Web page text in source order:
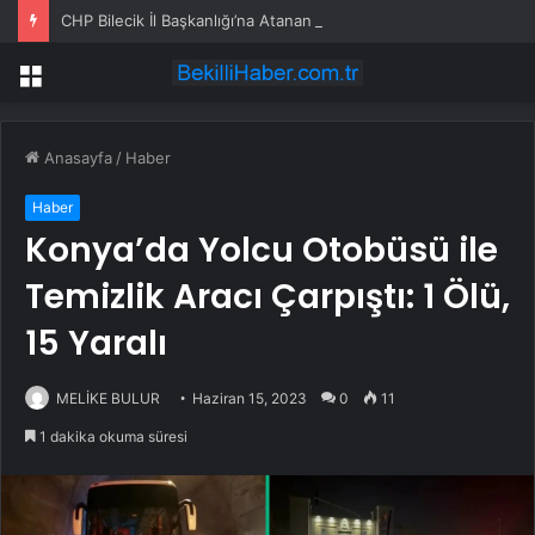
Menü
Anasayfa / Haber
Haber
Konya’da Yolcu Otobüsü ile
Temizlik Aracı Çarpıştı: 1 Ölü,
15 Yaralı
MELİKE BULUR Haziran 15, 2023 0 11
1 dakika okuma süresi